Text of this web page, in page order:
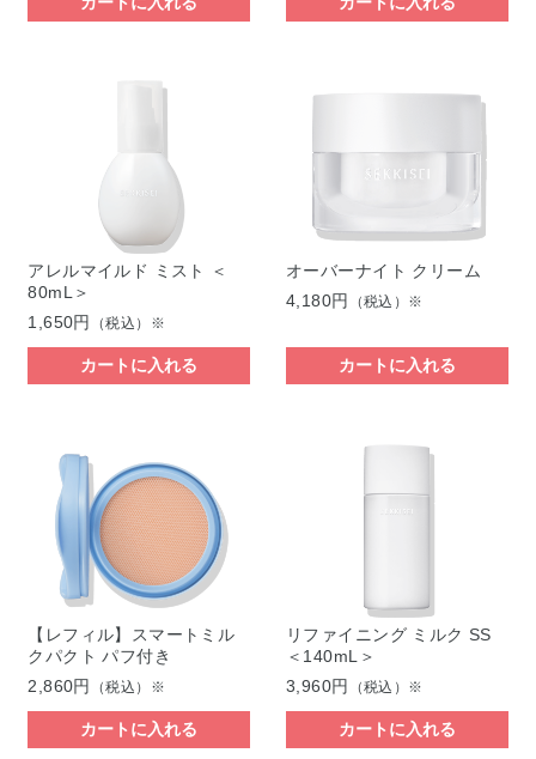
アレルマイルド ミスト ＜
80mL＞
1,650円
（税込）※
カートに入れる
オーバーナイト クリーム
4,180円
（税込）※
カートに入れる
【レフィル】スマートミル
クパクト パフ付き
2,860円
（税込）※
カートに入れる
リファイニング ミルク SS
＜140mL＞
3,960円
（税込）※
カートに入れる